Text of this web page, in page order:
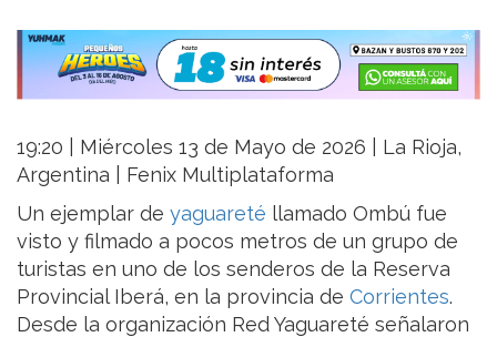
19:20 | Miércoles 13 de Mayo de 2026 | La Rioja,
Argentina | Fenix Multiplataforma
Un ejemplar de yaguareté llamado Ombú fue
visto y filmado a pocos metros de un grupo de
turistas en uno de los senderos de la Reserva
Provincial Iberá, en la provincia de Corrientes.
Desde la organización Red Yaguareté señalaron